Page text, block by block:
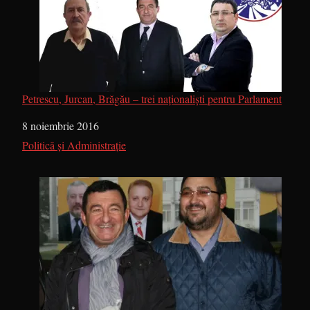
Petrescu, Jurcan, Brăgău – trei naţionalişti pentru Parlament
Dată
8 noiembrie 2016
În legătură cu
Politică și Administrație